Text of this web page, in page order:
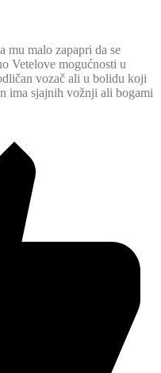
mu malo zapapri da se
Vetelove mogućnosti u
vozač ali u bolidu koji
ima sjajnih vožnji ali bogami